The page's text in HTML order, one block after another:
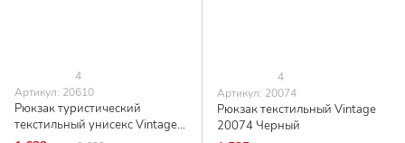
4
Артикул: 20610
Рюкзак туристический
текстильный унисекс Vintage
4
Артикул: 20074
Рюкзак текстильный Vintage
20074 Черный